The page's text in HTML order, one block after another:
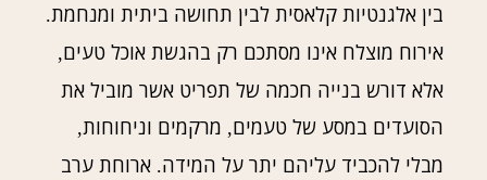
בין אלגנטיות קלאסית לבין תחושה ביתית ומנחמת.
אירוח מוצלח אינו מסתכם רק בהגשת אוכל טעים,
אלא דורש בנייה חכמה של תפריט אשר מוביל את
הסועדים במסע של טעמים, מרקמים וניחוחות,
מבלי להכביד עליהם יתר על המידה. ארוחת ערב